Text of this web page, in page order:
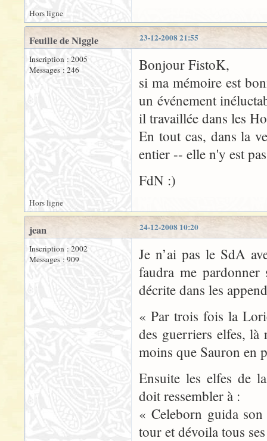
Hors ligne
23-12-2008 21:55
Feuille de Niggle
Inscription : 2005
Messages : 246
Bonjour FistoK,
si ma mémoire est
un événement
il travaillée dans les
En tout cas, dans la
entier -- elle n'y est
FdN :)
Hors ligne
24-12-2008 10:20
jean
Inscription : 2002
Messages : 909
Je n’ai pas le SdA
faudra me
décrite dans les
« Par trois fois la
des guerriers elfes,
moins que Sauron en
Ensuite les elfes de
doit ressembler à :
« Celeborn guida
tour et dévoila tous